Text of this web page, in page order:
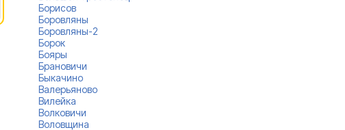
Борисов
Боровляны
Боровляны-2
Борок
Бояры
Брановичи
Быкачино
Валерьяново
Вилейка
Волковичи
Воловщина